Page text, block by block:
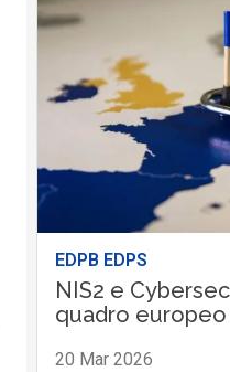
EDPB EDPS
NIS2 e
quadro
20 Mar 2026